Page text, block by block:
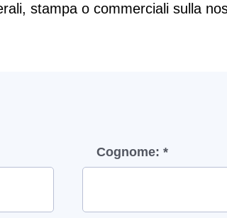
stampa o commerciali sulla
Cognome: *